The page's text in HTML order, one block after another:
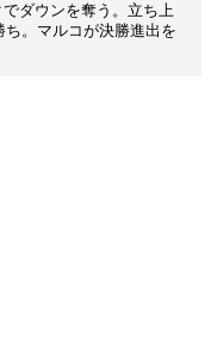
ダウンを奪う。立ち上
。マルコが決勝進出を